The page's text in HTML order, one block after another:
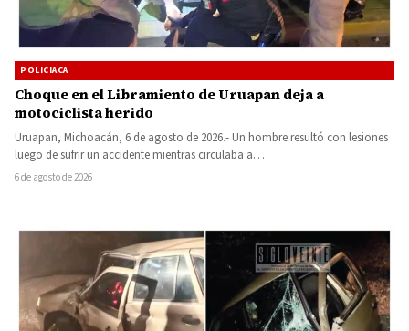
POLICIACA
Choque en el Libramiento de Uruapan deja a
motociclista herido
Uruapan, Michoacán, 6 de agosto de 2026.- Un hombre resultó con lesiones
luego de sufrir un accidente mientras circulaba a…
6 de agosto de 2026